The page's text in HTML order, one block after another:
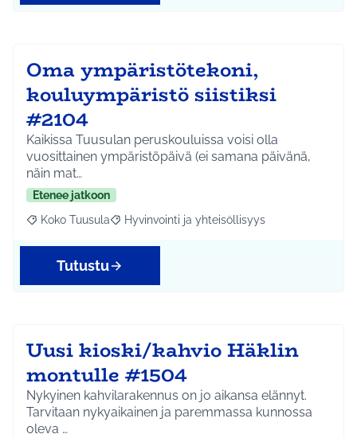
Oma ympäristötekoni,
kouluympäristö siistiksi
#2104
Kaikissa Tuusulan peruskouluissa voisi olla
vuosittainen ympäristöpäivä (ei samana päivänä,
näin mat…
Etenee jatkoon
Rajaa tulokset aihepiirin mukaan: Koko Tuusula
Koko Tuusula Rajaa tulokset teeman mukaan: Hyvinvointi ja
Hyvinvointi ja yhteisöllisyys
Tutustu
Uusi kioski/kahvio Häklin
montulle #1504
Nykyinen kahvilarakennus on jo aikansa elännyt.
Tarvitaan nykyaikainen ja paremmassa kunnossa
oleva …